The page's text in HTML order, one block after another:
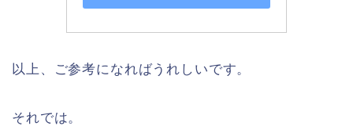
以上、ご参考になればうれしいです。
それでは。